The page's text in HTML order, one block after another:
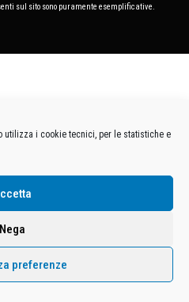
utilizza i cookie tecnici, per le statistiche e
Nega
preferenze
sul sito sono puramente esemplificative.